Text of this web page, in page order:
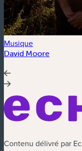
Musique
David Moore
Contenu délivré par